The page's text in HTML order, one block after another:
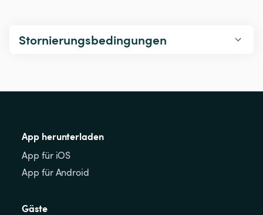
Stornierungsbedingungen
App herunterladen
App für iOS
App für Android
Gäste